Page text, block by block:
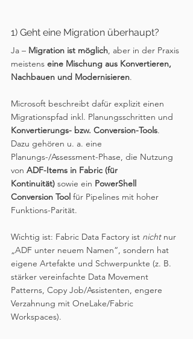
1) Geht eine Migration überhaupt?
Ja – Migration ist möglich, aber in der Praxis
meistens eine Mischung aus Konvertieren,
Nachbauen und Modernisieren.
Microsoft beschreibt dafür explizit einen
Migrationspfad inkl. Planungsschritten und
Konvertierungs- bzw. Conversion-Tools.
Dazu gehören u. a. eine
Planungs-/Assessment-Phase, die Nutzung
von ADF-Items in Fabric (für
Kontinuität) sowie ein PowerShell
Conversion Tool für Pipelines mit hoher
Funktions-Parität.
Wichtig ist: Fabric Data Factory ist nicht nur
„ADF unter neuem Namen“, sondern hat
eigene Artefakte und Schwerpunkte (z. B.
stärker vereinfachte Data Movement
Patterns, Copy Job/Assistenten, engere
Verzahnung mit OneLake/Fabric
Workspaces).